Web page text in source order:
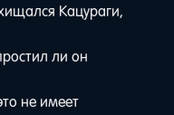
Кацураги,
ли он
не имеет